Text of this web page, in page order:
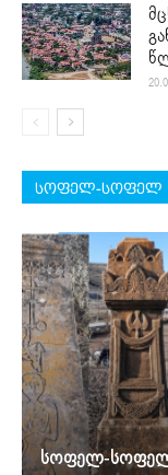
სოფელ-სოფელ
სოფელ-